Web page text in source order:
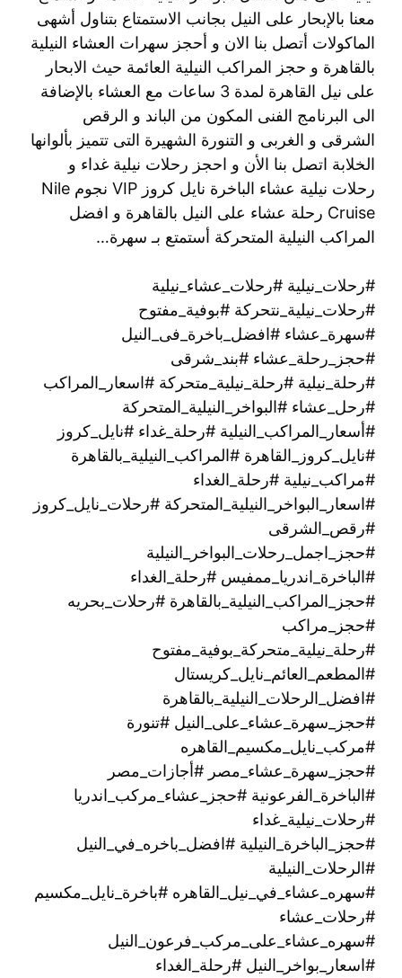
معنا بالإبحار على النيل بجانب الاستمتاع بتناول أشهى
الماكولات أتصل بنا الان و أحجز سهرات العشاء النيلية
بالقاهرة و حجز المراكب النيلية العائمة حيث الابحار
على نيل القاهرة لمدة 3 ساعات مع العشاء بالإضافة
الى البرنامج الفنى المكون من الباند و الرقص
الشرقى و الغربى و التنورة الشهيرة التى تتميز بألوانها
الخلابة اتصل بنا الأن و احجز رحلات نيلية غداء و
رحلات نيلية عشاء الباخرة نايل كروز VIP نجوم Nile
Cruise رحلة عشاء على النيل بالقاهرة و افضل
المراكب النيلية المتحركة أستمتع بـ سهرة…
#رحلات_نيلية #رحلات_عشاء_نيلية
#رحلات_نيلية_نتحركة #بوفية_مفتوح
#سهرة_عشاء #افضل_باخرة_فى_النيل
#حجز_رحلة_عشاء #بند_شرقى
#رحلة_نيلية #رحلة_نيلية_متحركة #اسعار_المراكب
#رحل_عشاء #البواخر_النيلية_المتحركة
#أسعار_المراكب_النيلية #رحلة_غداء #نايل_كروز
#نايل_كروز_القاهرة #المراكب_النيلية_بالقاهرة
#مراكب_نيلية #رحلة_الغداء
#اسعار_البواخر_النيلية_المتحركة #رحلات_نايل_كروز
#رقص_الشرقى
#حجز_اجمل_رحلات_البواخر_النيلية
#الباخرة_اندريا_ممفيس #رحلة_الغداء
#حجز_المراكب_النيلية_بالقاهرة #رحلات_بحريه
#حجز_مراكب
#رحلة_نيلية_متحركة_بوفية_مفتوح
#المطعم_العائم_نايل_كريستال
#افضل_الرحلات_النيلية_بالقاهرة
#حجز_سهرة_عشاء_على_النيل #تنورة
#مركب_نايل_مكسيم_القاهره
#حجز_سهرة_عشاء_مصر #أجازات_مصر
#الباخرة_الفرعونية #حجز_عشاء_مركب_اندريا
#رحلات_نيلية_غداء
#حجز_الباخرة_النيلية #افضل_باخره_في_النيل
#الرحلات_النيلية
#سهره_عشاء_في_نيل_القاهره‏ #باخرة_نايل_مكسيم
#رحلات_عشاء
#سهره_عشاء_على_مركب_فرعون_النيل
#اسعار_بواخر_النيل #رحلة_الغداء